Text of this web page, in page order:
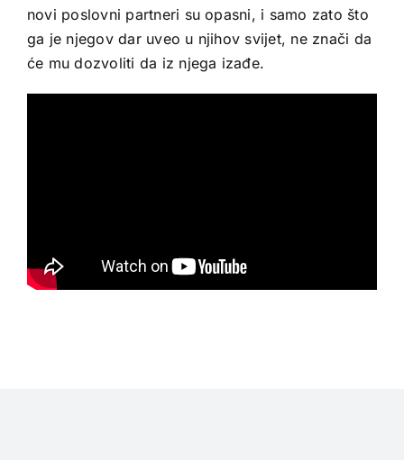
novi poslovni partneri su opasni, i samo zato što
ga je njegov dar uveo u njihov svijet, ne znači da
će mu dozvoliti da iz njega izađe.